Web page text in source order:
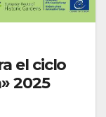
el ciclo
2025